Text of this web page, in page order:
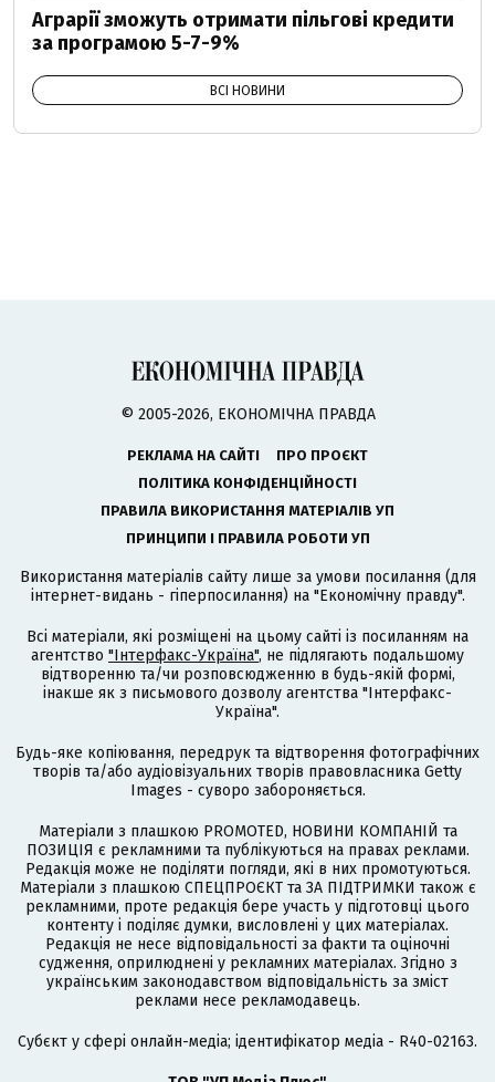
Аграрії зможуть отримати пільгові кредити
за програмою 5-7-9%
ВСІ НОВИНИ
© 2005-2026, ЕКОНОМІЧНА ПРАВДА
РЕКЛАМА НА САЙТІ
ПРО ПРОЄКТ
ПОЛІТИКА КОНФІДЕНЦІЙНОСТІ
ПРАВИЛА ВИКОРИСТАННЯ МАТЕРІАЛІВ УП
ПРИНЦИПИ І ПРАВИЛА РОБОТИ УП
Використання матеріалів сайту лише за умови посилання (для
інтернет-видань - гіперпосилання) на "Економічну правду".
Всі матеріали, які розміщені на цьому сайті із посиланням на
агентство "Інтерфакс-Україна", не підлягають подальшому
відтворенню та/чи розповсюдженню в будь-якій формі,
інакше як з письмового дозволу агентства "Інтерфакс-
Україна".
Будь-яке копіювання, передрук та відтворення фотографічних
творів та/або аудіовізуальних творів правовласника Getty
Images - суворо забороняється.
Матеріали з плашкою PROMOTED, НОВИНИ КОМПАНІЙ та
ПОЗИЦІЯ є рекламними та публікуються на правах реклами.
Редакція може не поділяти погляди, які в них промотуються.
Матеріали з плашкою СПЕЦПРОЄКТ та ЗА ПІДТРИМКИ також є
рекламними, проте редакція бере участь у підготовці цього
контенту і поділяє думки, висловлені у цих матеріалах.
Редакція не несе відповідальності за факти та оціночні
судження, оприлюднені у рекламних матеріалах. Згідно з
українським законодавством відповідальність за зміст
реклами несе рекламодавець.
Cубєкт у сфері онлайн-медіа; ідентифікатор медіа - R40-02163.